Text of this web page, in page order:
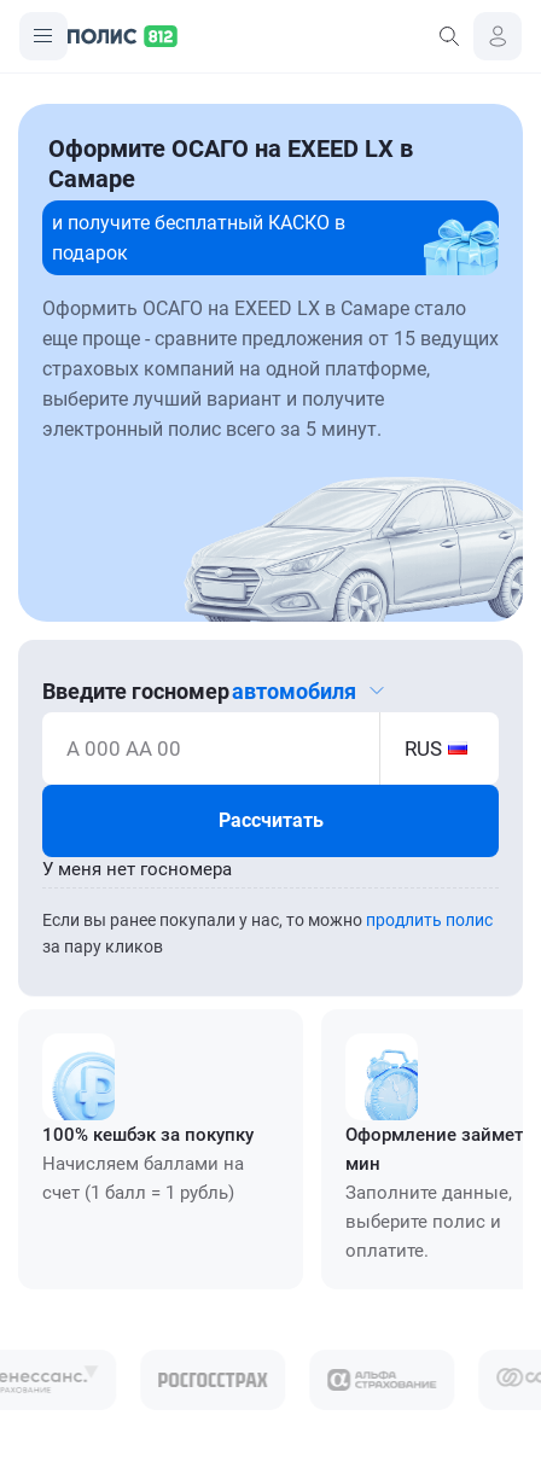
Оформите ОСАГО на EXEED LX в
Самаре
и получите бесплатный КАСКО в
подарок
Оформить ОСАГО на EXEED LX в Самаре стало
еще проще - сравните предложения от 15 ведущих
страховых компаний на одной платформе,
выберите лучший вариант и получите
электронный полис всего за 5 минут.
Введите госномеравтомобиля
А 000 АА 00 RUS
Рассчитать
Если вы ранее покупали у нас, то можно продлить полис
за пару кликов
У меня нет госномера
100% кешбэк за покупку
Начисляем баллами на
счет (1 балл = 1 рубль)
Оформление займет
мин
Заполните данные,
выберите полис и
оплатите.